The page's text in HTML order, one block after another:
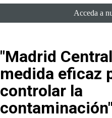
Acceda a
"Madrid
medida eficaz
controlar la
contaminación"